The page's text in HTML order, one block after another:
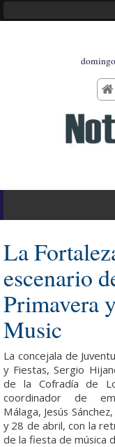
La
escenario
Primavera
Music
La concejala de
y Fiestas, Sergio
de la Cofradía de
coordinador de
Málaga, Jesús
y 28 de abril, con la
de la fiesta de música